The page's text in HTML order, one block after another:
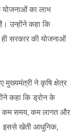
योजनाओं का लाभ
उन्होंने कहा कि
ही सरकार की योजनाओं
मुख्यमंत्री ने कृषि क्षेत्र
कहा कि ड्रोन के
कम समय, कम लागत और
इससे खेती आधुनिक,